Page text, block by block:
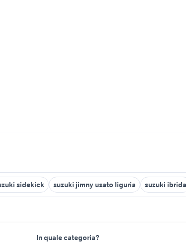
sidekick suzuki jimny usato liguria suzuki ibrida
In quale categoria?